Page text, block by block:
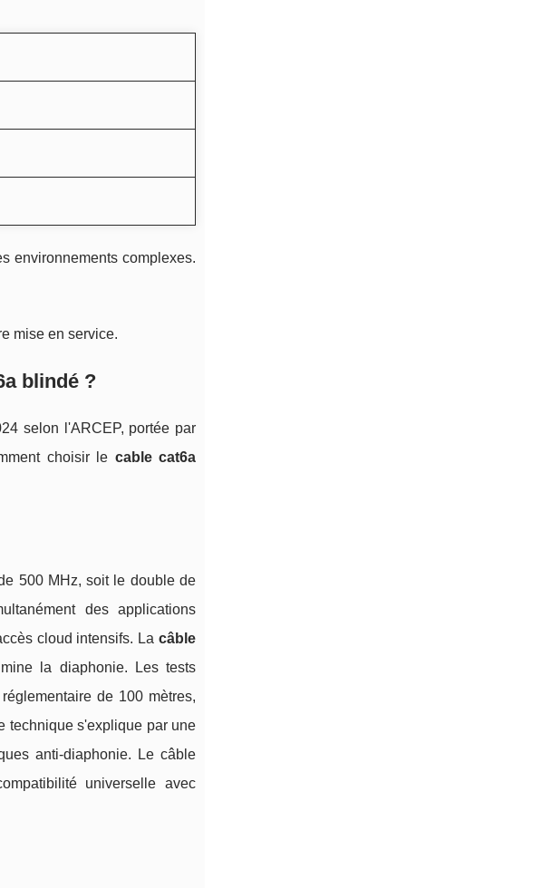
environnements complexes.
mise en service.
blindé ?
selon l'ARCEP, portée par
choisir le cable cat6a
500 MHz, soit le double de
des applications
cloud intensifs. La câble
la diaphonie. Les tests
de 100 mètres,
technique s'explique par une
anti-diaphonie. Le câble
universelle avec